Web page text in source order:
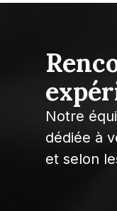
Notre
dédiée à
et selon